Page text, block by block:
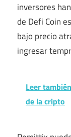
inversores
de Defi Coin
bajo precio
ingresar
Leer también
de la cripto